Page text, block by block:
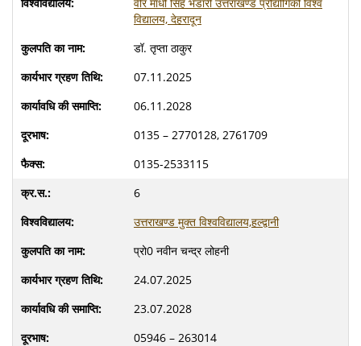
विद्यालय, देहरादून
डॉ. तृप्ता ठाकुर
07.11.2025
06.11.2028
0135 – 2770128, 2761709
0135-2533115
6
उत्तराखण्ड मुक्त विश्वविद्यालय,हल्द्वानी
प्रो0 नवीन चन्द्र लोहनी
24.07.2025
23.07.2028
05946 – 263014